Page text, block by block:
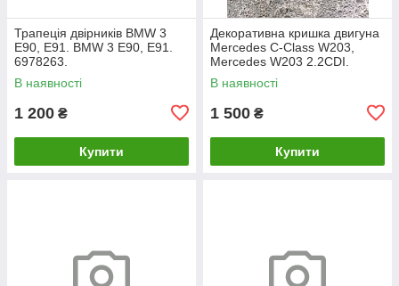
Трапеція двірників BMW 3
E90, E91. BMW 3 Е90, Е91.
6978263.
В наявності
1 200 ₴
Купити
Декоративна кришка двигуна
Mercedes C-Class W203,
Mercedes W203 2.2CDI.
A6460100467.
В наявності
1 500 ₴
Купити